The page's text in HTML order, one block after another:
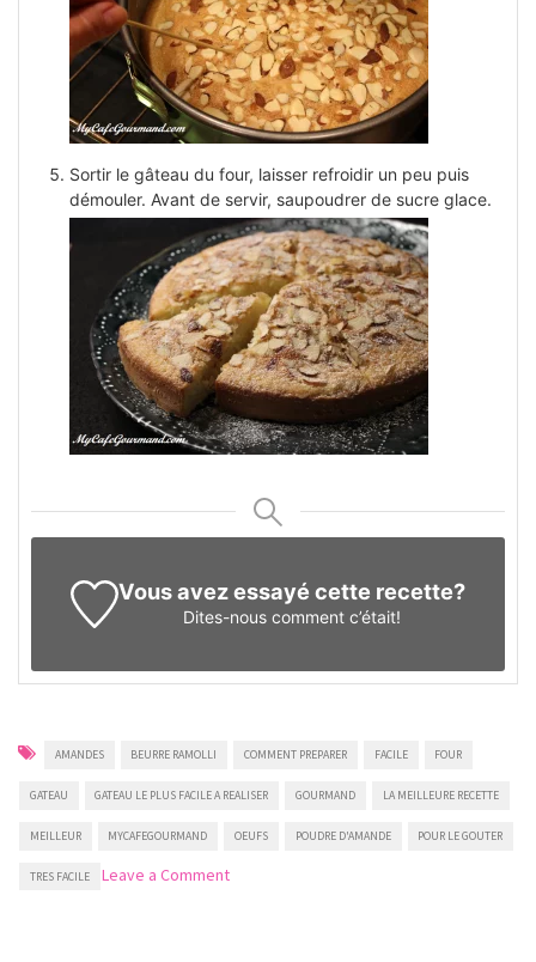
Sortir le gâteau du four, laisser refroidir un peu puis
démouler. Avant de servir, saupoudrer de sucre glace.
Vous avez essayé cette recette?
Dites-nous comment c’était!
AMANDES BEURRE RAMOLLI COMMENT PREPARER FACILE FOUR
GATEAU GATEAU LE PLUS FACILE A REALISER GOURMAND LA MEILLEURE RECETTE
MEILLEUR MYCAFEGOURMAND OEUFS POUDRE D'AMANDE POUR LE GOUTER
TRES FACILE Leave a Commenton